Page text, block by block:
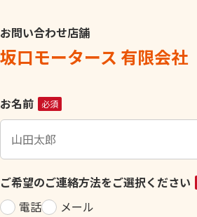
お問い合わせ店舗
坂口モータース 有限会社
こ
の
ィ
ー
ル
ド
お名前 必須
ご希望のご連絡方法をご選択ください
電話
メール